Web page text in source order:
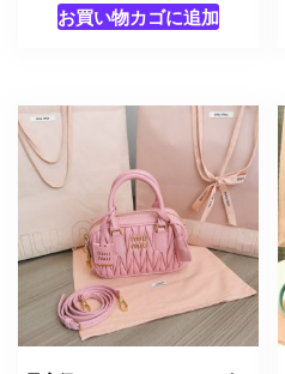
お買い物カゴに追加